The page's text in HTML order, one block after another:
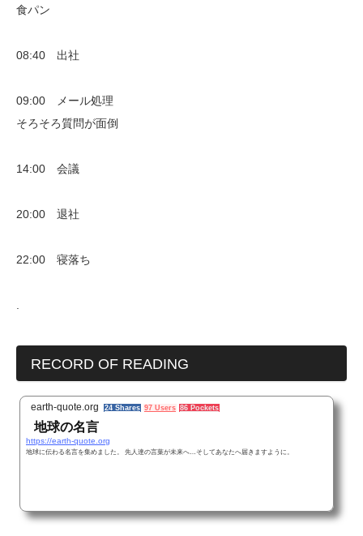
食パン
08:40 出社
09:00 メール処理
そろそろ質問が面倒
14:00 会議
20:00 退社
22:00 寝落ち
RECORD OF READING
earth-quote.org 24 Shares 97 Users 86 Pockets
地球の名言
https://earth-quote.org
地球に伝わる名言を集めました。 先人達の言葉が未来へ…そしてあなたへ届きますように。